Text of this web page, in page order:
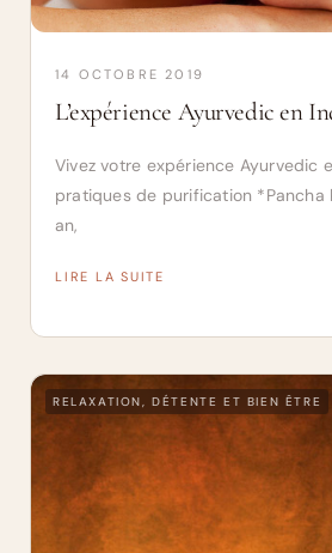
14 OCTOBRE 2019
L’expérience Ayurvedic en
Vivez votre expérience Ayurvedic
pratiques de purification *Pancha
an,
LIRE LA SUITE
RELAXATION, DÉTENTE ET BIEN ÊTRE